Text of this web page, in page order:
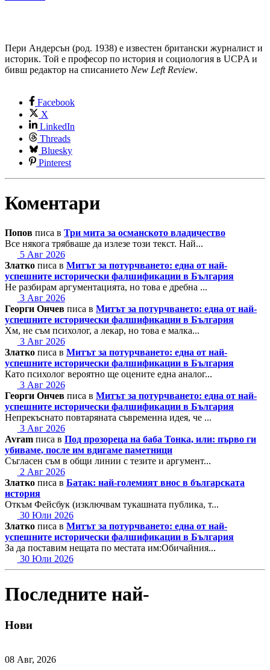
Пери Андерсън (род. 1938) е известен британски журналист и
историк. Той е професор по история и социология в UCРA и
бивш редактор на списанието New Left Review.
Facebook
X
LinkedIn
Threads
Bluesky
Pinterest
Коментари
Попов писа в Три мита за османското владичество
Все някога трябваше да излезе този текст. Най...
5 Авг 2026
Златко писа в Митът за потурчването: една от най-
успешните исторически фалшификации в България
Не разбирам аргументацията, но това е дребна ...
3 Авг 2026
Георги Ончев писа в Митът за потурчването: една от най-
успешните исторически фалшификации в България
Хм, не съм психолог, а лекар, но това е малка...
3 Авг 2026
Златко писа в Митът за потурчването: една от най-
успешните исторически фалшификации в България
Като психолог вероятно ще оцените една аналог...
3 Авг 2026
Георги Ончев писа в Митът за потурчването: една от най-
успешните исторически фалшификации в България
Непрекъснато повтаряната съвременна идея, че ...
3 Авг 2026
Avram писа в Под прозореца на баба Тонка, или: първо ги
убиваме, после им вдигаме паметници
Съгласен съм в общи линии с тезите и аргумент...
2 Авг 2026
Златко писа в Батак: най-големият внос в българската
история
Откъм Фейсбук (изключвам тукашната публика, т...
30 Юли 2026
Златко писа в Митът за потурчването: една от най-
успешните исторически фалшификации в България
За да поставим нещата по местата им:Обичайния...
30 Юли 2026
Последните най-
Нови
08 Авг, 2026